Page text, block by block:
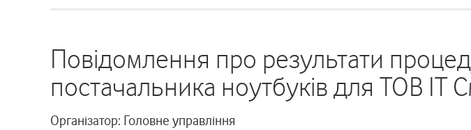
Повідомлення про результати
постачальника ноутбуків для ТОВ ІТ
Організатор: Головне управління